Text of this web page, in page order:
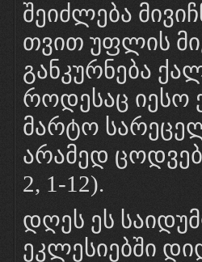
შეიძლება
თვით უფლის
განკურნება
როდესაც იესო
მარტო
არამედ
2, 1-12).
დღეს ეს
ეკლესიებში